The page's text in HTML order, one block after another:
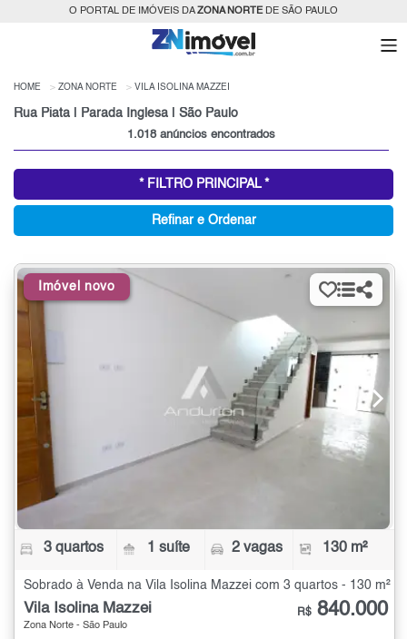
O PORTAL DE IMÓVEIS DAZONA NORTEDE SÃO PAULO
HOME ZONA NORTE VILA ISOLINA MAZZEI
Rua Piata | Parada Inglesa | São Paulo
1.018 anúncios encontrados
* FILTRO PRINCIPAL *
Refinar e Ordenar
Imóvel novo
3 quartos 1 suíte 2 vagas 130 m²
Sobrado à Venda na Vila Isolina Mazzei com 3 quartos - 130 m²
Vila Isolina Mazzei
Zona Norte - São Paulo
R$ 840.000